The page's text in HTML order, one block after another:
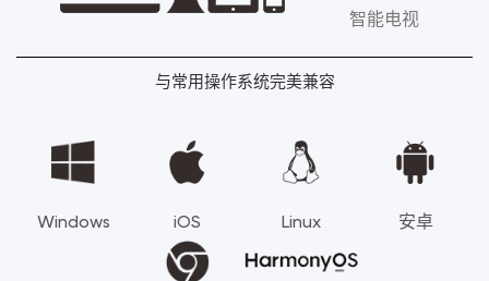
智能电视
与常用操作系统完美兼容
Windows iOS Linux 安卓